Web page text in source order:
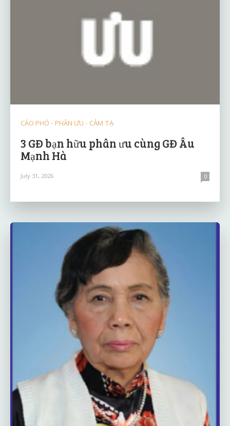
CÁO PHÓ - PHÂN ƯU - CẢM TẠ
3 GĐ bạn hữu phân ưu cùng GĐ Âu
Mạnh Hà
July 31, 2026 0